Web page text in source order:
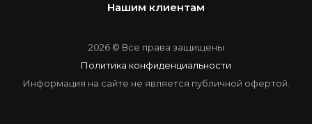
Нашим клиентам
2026 © Все права защищены
Политика конфиденциальности
Информация на сайте не является публичной офертой.